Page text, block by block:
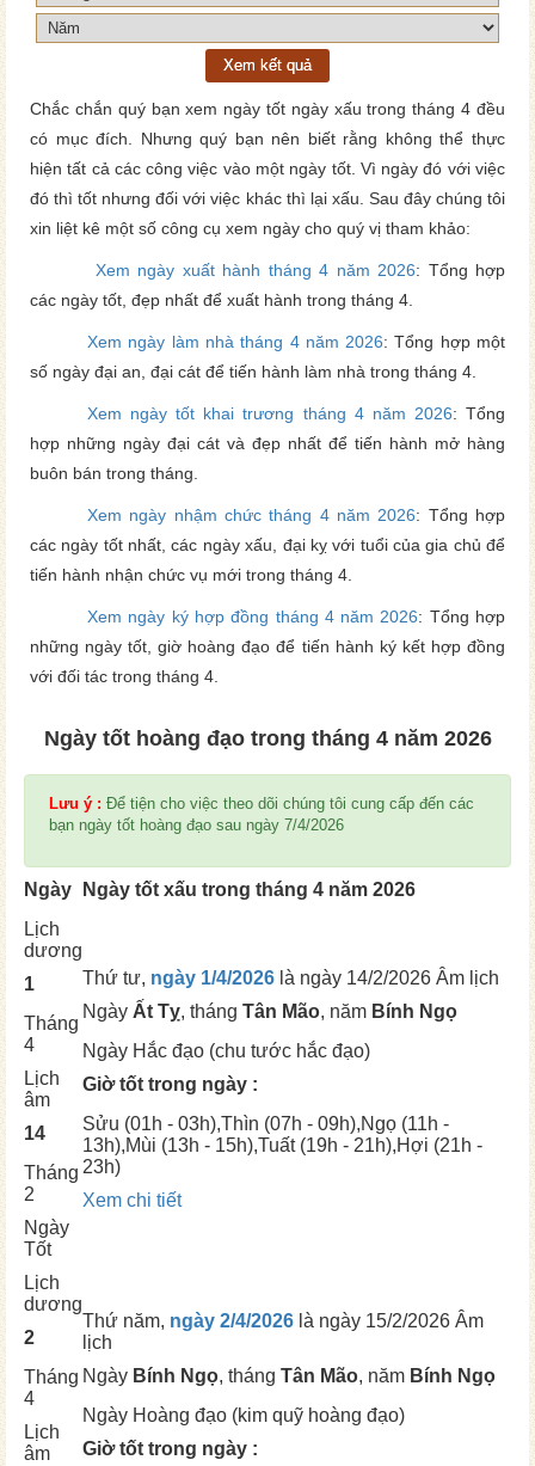
Xem kết quả
Chắc chắn quý bạn xem ngày tốt ngày xấu trong tháng 4 đều
có mục đích. Nhưng quý bạn nên biết rằng không thể thực
hiện tất cả các công việc vào một ngày tốt. Vì ngày đó với việc
đó thì tốt nhưng đối với việc khác thì lại xấu. Sau đây chúng tôi
xin liệt kê một số công cụ xem ngày cho quý vị tham khảo:
Xem ngày xuất hành tháng 4 năm 2026: Tổng hợp
các ngày tốt, đẹp nhất để xuất hành trong tháng 4.
Xem ngày làm nhà tháng 4 năm 2026: Tổng hợp một
số ngày đại an, đại cát để tiến hành làm nhà trong tháng 4.
Xem ngày tốt khai trương tháng 4 năm 2026: Tổng
hợp những ngày đại cát và đẹp nhất để tiến hành mở hàng
buôn bán trong tháng.
Xem ngày nhậm chức tháng 4 năm 2026: Tổng hợp
các ngày tốt nhất, các ngày xấu, đại kỵ với tuổi của gia chủ để
tiến hành nhận chức vụ mới trong tháng 4.
Xem ngày ký hợp đồng tháng 4 năm 2026: Tổng hợp
những ngày tốt, giờ hoàng đạo để tiến hành ký kết hợp đồng
với đối tác trong tháng 4.
Ngày tốt hoàng đạo trong tháng 4 năm 2026
Lưu ý : Để tiện cho việc theo dõi chúng tôi cung cấp đến các
bạn ngày tốt hoàng đạo sau ngày 7/4/2026
Ngày
Ngày tốt xấu trong tháng 4 năm 2026
Lịch
dương
1
Tháng
4
Lịch
âm
14
Tháng
2
Ngày
Tốt
Thứ tư, ngày 1/4/2026 là ngày 14/2/2026 Âm lịch
Ngày Ất Tỵ, tháng Tân Mão, năm Bính Ngọ
Ngày Hắc đạo (chu tước hắc đạo)
Giờ tốt trong ngày :
Sửu (01h - 03h),Thìn (07h - 09h),Ngọ (11h -
13h),Mùi (13h - 15h),Tuất(19h - 21h),Hợi (21h -
23h)
Xem chi tiết
Lịch
dương
2
Tháng
4
Lịch
âm
Thứ năm, ngày 2/4/2026 là ngày 15/2/2026 Âm
lịch
Ngày Bính Ngọ, tháng Tân Mão, năm Bính Ngọ
Ngày Hoàng đạo (kim quỹ hoàng đạo)
Giờ tốt trong ngày :